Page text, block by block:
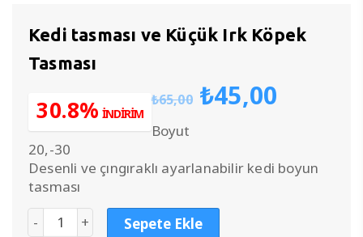
Kedi tasması ve Küçük Irk Köpek
Tasması
₺65,00 Orijinal
fiyat:
₺45,00
30.8% İNDİRİM
Boyut
20,-30
Desenli ve çıngıraklı ayarlanabilir kedi boyun
tasması
Sepete Ekle